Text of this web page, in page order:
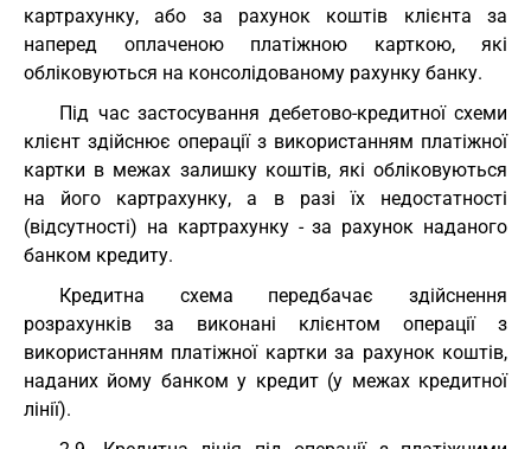
картрахунку, або за рахунок коштів клієнта за
наперед оплаченою платіжною карткою, які
обліковуються на консолідованому рахунку банку.
Під час застосування дебетово-кредитної схеми
клієнт здійснює операції з використанням платіжної
картки в межах залишку коштів, які обліковуються
на його картрахунку, а в разі їх недостатності
(відсутності) на картрахунку - за рахунок наданого
банком кредиту.
Кредитна схема передбачає здійснення
розрахунків за виконані клієнтом операції з
використанням платіжної картки за рахунок коштів,
наданих йому банком у кредит (у межах кредитної
лінії).